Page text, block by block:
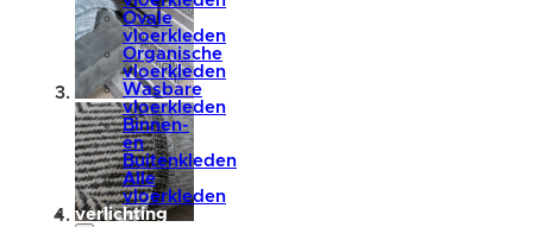
Ovale
vloerkleden
Organische
vloerkleden
Wasbare
vloerkleden
Binnen-
en
Buitenkleden
Alle
vloerkleden
verlichting